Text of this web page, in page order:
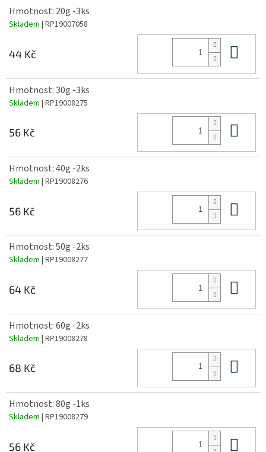
Hmotnost: 20g -3ks
Skladem | RP19007058
44 Kč
Hmotnost: 30g -3ks
Skladem | RP19008275
56 Kč
Hmotnost: 40g -2ks
Skladem | RP19008276
56 Kč
Hmotnost: 50g -2ks
Skladem | RP19008277
64 Kč
Hmotnost: 60g -2ks
Skladem | RP19008278
68 Kč
Hmotnost: 80g -1ks
Skladem | RP19008279
56 Kč